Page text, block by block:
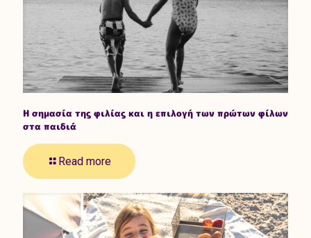
Η σημασία της φιλίας και η επιλογή των πρώτων φίλων
στα παιδιά
Read more